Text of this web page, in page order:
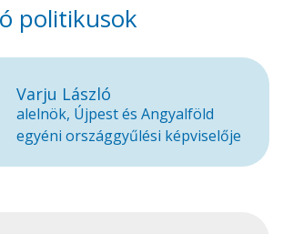
politikusok
Varju László
alelnök, Újpest és Angyalföld
egyéni országgyűlési képviselője